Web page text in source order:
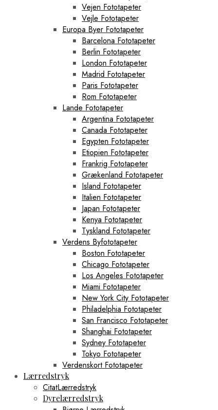
Vejen Fototapeter
Vejle Fototapeter
Europa Byer Fototapeter
Barcelona Fototapeter
Berlin Fototapeter
London Fototapeter
Madrid Fototapeter
Paris Fototapeter
Rom Fototapeter
Lande Fototapeter
Argentina Fototapeter
Canada Fototapeter
Egypten Fototapeter
Etiopien Fototapeter
Frankrig Fototapeter
Grækenland Fototapeter
Island Fototapeter
Italien Fototapeter
Japan Fototapeter
Kenya Fototapeter
Tyskland Fototapeter
Verdens Byfototapeter
Boston Fototapeter
Chicago Fototapeter
Los Angeles Fototapeter
Miami Fototapeter
New York City Fototapeter
Philadelphia Fototapeter
San Francisco Fototapeter
Shanghai Fototapeter
Sydney Fototapeter
Tokyo Fototapeter
Verdenskort Fototapeter
Lærredstryk
CitatLærredstryk
Dyrelærredstryk